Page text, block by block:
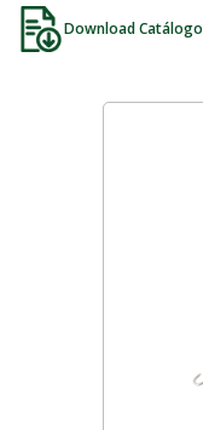
Download Catálogo